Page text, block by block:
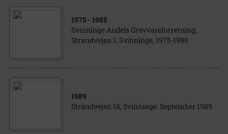
1975 - 1985
Svinninge Andels Grovvareforretning,
Strandvejen 1, Svinninge, 1975-1980
1989
Strandvejen 18, Svinninge. September 1989